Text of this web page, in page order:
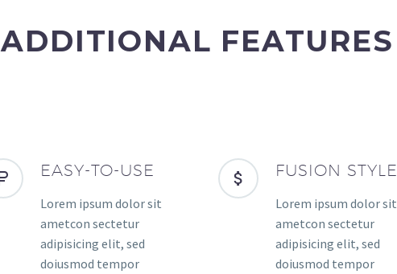
ADDITIONAL FEATURES
EASY-TO-USE
Lorem ipsum dolor sit
ametcon sectetur
adipisicing elit, sed
doiusmod tempor
FUSION STYLE
Lorem ipsum dolor sit
ametcon sectetur
adipisicing elit, sed
doiusmod tempor